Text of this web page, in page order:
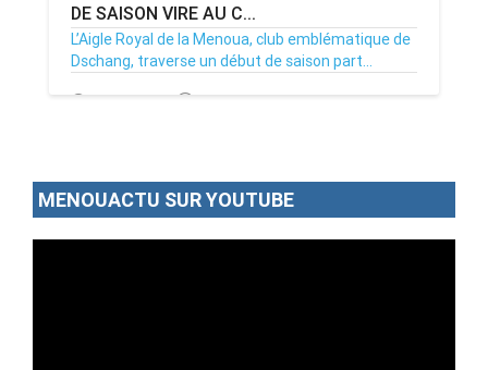
DE SAISON VIRE AU C...
L’Aigle Royal de la Menoua, club emblématique de
Dschang, traverse un début de saison part...
23/12/24 Par MenouActu 0
MENOUACTU SUR YOUTUBE